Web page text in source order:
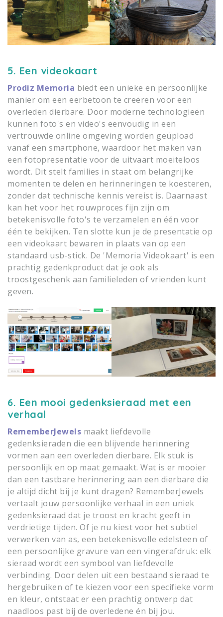
5. Een videokaart
Prodiz Memoria biedt een unieke en persoonlijke
manier om een eerbetoon te creëren voor een
overleden dierbare. Door moderne technologieën
kunnen foto's en video's eenvoudig in een
vertrouwde online omgeving worden geüpload
vanaf een smartphone, waardoor het maken van
een fotopresentatie voor de uitvaart moeiteloos
wordt. Dit stelt families in staat om belangrijke
momenten te delen en herinneringen te koesteren,
zonder dat technische kennis vereist is. Daarnaast
kan het voor het rouwproces fijn zijn om
betekenisvolle foto's te verzamelen en één voor
één te bekijken. Ten slotte kun je de presentatie op
een videokaart bewaren in plaats van op een
standaard usb-stick. De 'Memoria Videokaart' is een
prachtig gedenkproduct dat je ook als
troostgeschenk aan familieleden of vrienden kunt
geven.
6. Een mooi gedenksieraad met een
verhaal
RememberJewels maakt liefdevolle
gedenksieraden die een blijvende herinnering
vormen aan een overleden dierbare. Elk stuk is
persoonlijk en op maat gemaakt. Wat is er mooier
dan een tastbare herinnering aan een dierbare die
je altijd dicht bij je kunt dragen? RememberJewels
vertaalt jouw persoonlijke verhaal in een uniek
gedenksieraad dat je troost en kracht geeft in
verdrietige tijden. Of je nu kiest voor het subtiel
verwerken van as, een betekenisvolle edelsteen of
een persoonlijke gravure van een vingerafdruk: elk
sieraad wordt een symbool van liefdevolle
verbinding. Door delen uit een bestaand sieraad te
hergebruiken of te kiezen voor een specifieke vorm
en kleur, ontstaat er een prachtig ontwerp dat
naadloos past bij de overledene én bij jou.